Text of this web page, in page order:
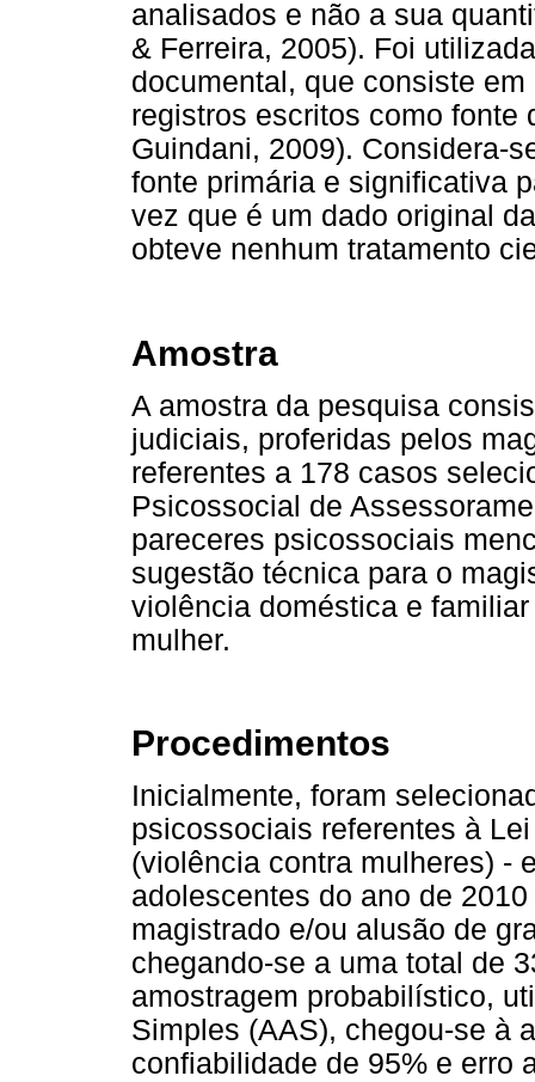
analisados e não a sua
& Ferreira, 2005). Foi
documental, que consiste
registros escritos como fonte
Guindani, 2009). Considera-
fonte primária e significativa
vez que é um dado original
obteve nenhum tratamento
Amostra
A amostra da pesquisa
judiciais, proferidas pelos
referentes a 178 casos
Psicossocial de
pareceres psicossociais
sugestão técnica para o
violência doméstica e
mulher.
Procedimentos
Inicialmente, foram
psicossociais referentes à
(violência contra mulheres) -
adolescentes do ano de
magistrado e/ou alusão de
chegando-se a uma total de
amostragem probabilístico,
Simples (AAS), chegou-se à
confiabilidade de 95% e erro